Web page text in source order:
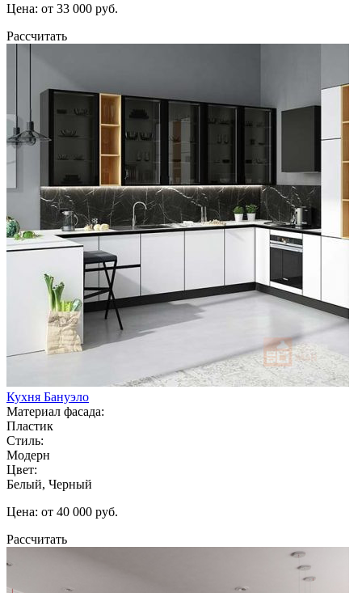
Цена: от 33 000 руб.
Рассчитать
Кухня Бануэло
Материал фасада:
Пластик
Стиль:
Модерн
Цвет:
Белый, Черный
Цена: от 40 000 руб.
Рассчитать